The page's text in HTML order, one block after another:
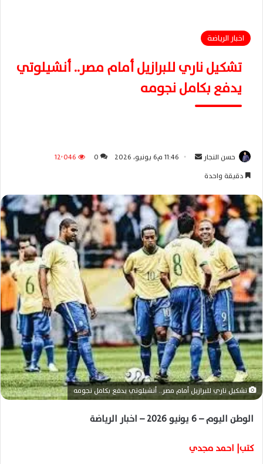
اخبار الرياضة
تشكيل ناري للبرازيل أمام مصر.. أنشيلوتي
يدفع بكامل نجومه
حسن النجار
ل
ب
ر
ي
د
ا
إ
ل
ك
ت
ر
و
ن
ي
ا
11:46 م6 يونيو، 2026 0
12٬046
دقيقة واحدة
تشكيل ناري للبرازيل أمام مصر.. أنشيلوتي يدفع بكامل نجومه
الوطن اليوم – 6 يونيو 2026 – اخبار الرياضة
كتب| احمد مجدي